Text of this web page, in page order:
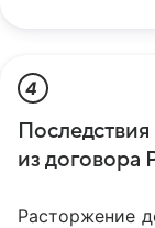
4
из
Расторжение